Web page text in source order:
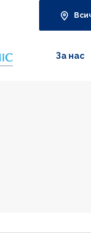
За нас